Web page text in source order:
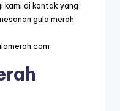
kami di kontak yang
gula merah